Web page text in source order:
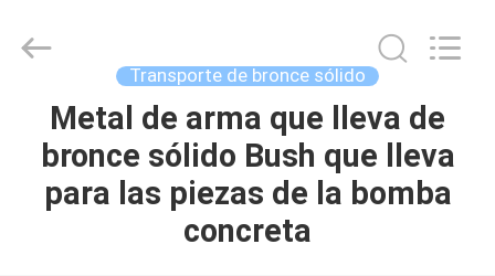
CASA
Sliding
Bearing
Transporte de bronce sólido
Metal de arma que lleva de
bronce sólido Bush que lleva
para las piezas de la bomba
concreta